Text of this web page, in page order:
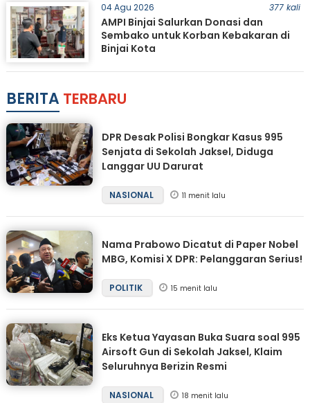
04 Agu 2026 377 kali
AMPI Binjai Salurkan Donasi dan
Sembako untuk Korban Kebakaran di
Binjai Kota
BERITA TERBARU
DPR Desak Polisi Bongkar Kasus 995
Senjata di Sekolah Jaksel, Diduga
Langgar UU Darurat
NASIONAL 11 menit lalu
Nama Prabowo Dicatut di Paper Nobel
MBG, Komisi X DPR: Pelanggaran Serius!
POLITIK 15 menit lalu
Eks Ketua Yayasan Buka Suara soal 995
Airsoft Gun di Sekolah Jaksel, Klaim
Seluruhnya Berizin Resmi
NASIONAL 18 menit lalu